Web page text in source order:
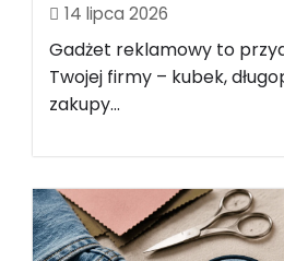
14 lipca 2026
Gadżet reklamowy to
Twojej firmy – kubek,
zakupy...